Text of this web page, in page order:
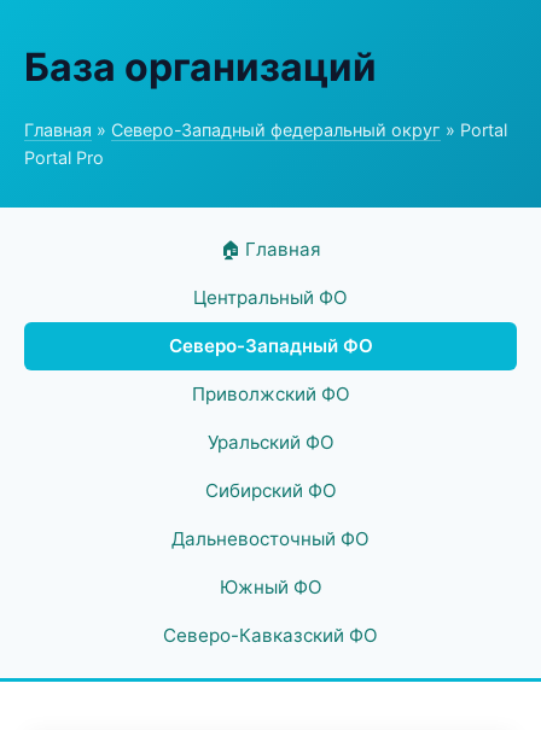
База организаций
Главная » Северо-Западный федеральный округ » Portal
Portal Pro
🏠 Главная
Центральный ФО
Северо-Западный ФО
Приволжский ФО
Уральский ФО
Сибирский ФО
Дальневосточный ФО
Южный ФО
Северо-Кавказский ФО